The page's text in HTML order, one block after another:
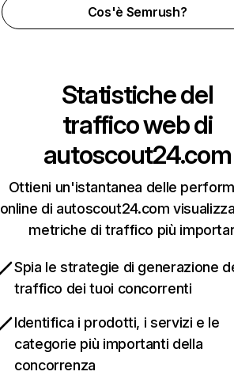
Cos'è Semrush?
Statistiche del
traffico web di
autoscout24.com
Ottieni un'istantanea delle
online di autoscout24.com
metriche di traffico più
Spia le strategie di generazione
traffico dei tuoi concorrenti
Identifica i prodotti, i servizi e le
categorie più importanti della
concorrenza